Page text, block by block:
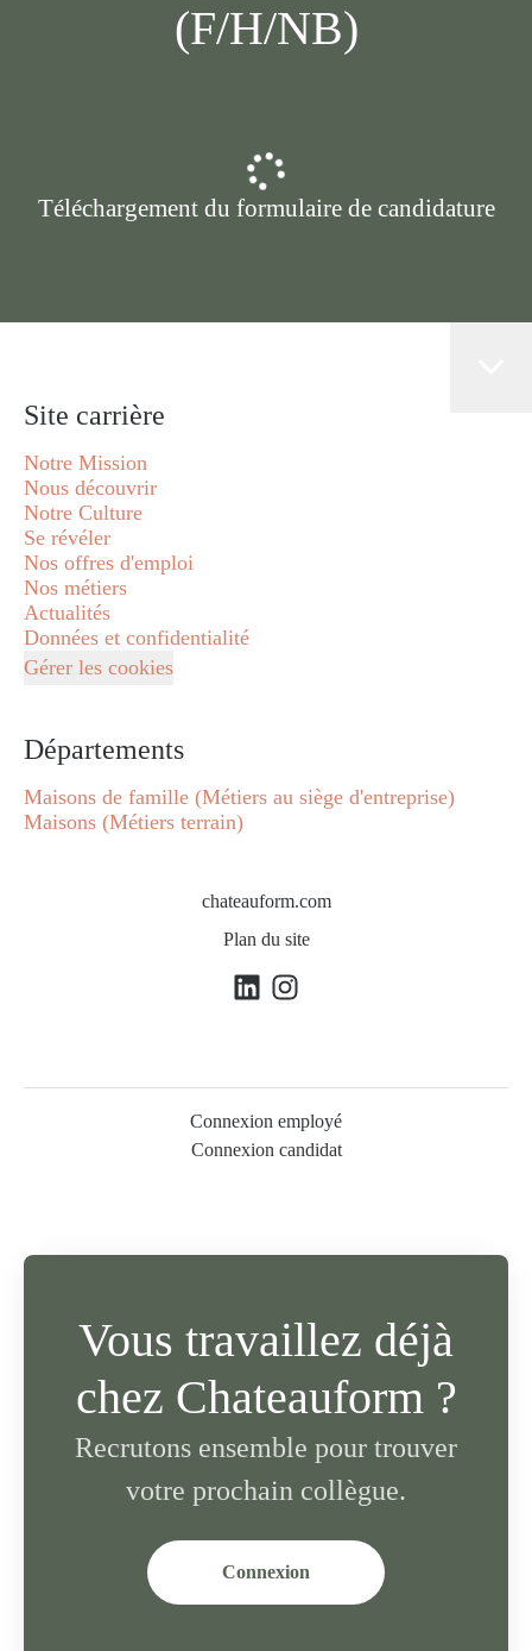
(F/H/NB)
Téléchargement du formulaire de candidature
Site carrière
Notre Mission
Nous découvrir
Notre Culture
Se révéler
Nos offres d'emploi
Nos métiers
Actualités
Données et confidentialité
Gérer les cookies
Départements
Maisons de famille (Métiers au siège d'entreprise)
Maisons (Métiers terrain)
chateauform.com
Plan du site
Connexion employé
Connexion candidat
Vous travaillez déjà
chez Chateauform ?
Recrutons ensemble pour trouver
votre prochain collègue.
Connexion